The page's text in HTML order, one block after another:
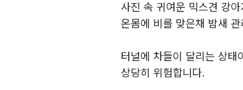
사진 속 귀여운 믹스견 강아
온몸에 비를 맞은채 밤새
터널에 차들이 달리는 상태
상당히 위험합니다.